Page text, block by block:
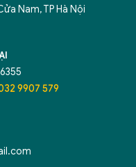
Nam, TP Hà Nội
9907 579